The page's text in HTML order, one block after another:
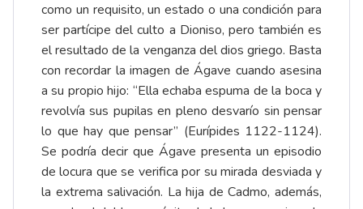
como un requisito, un estado o una condición para
ser partícipe del culto a Dioniso, pero también es
el resultado de la venganza del dios griego. Basta
con recordar la imagen de Ágave cuando asesina
a su propio hijo: “Ella echaba espuma de la boca y
revolvía sus pupilas en pleno desvarío sin pensar
lo que hay que pensar” (Eurípides 1122-1124).
Se podría decir que Ágave presenta un episodio
de locura que se verifica por su mirada desviada y
la extrema salivación. La hija de Cadmo, además,